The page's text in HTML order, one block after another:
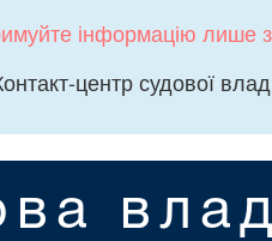
інформацію лише
центр судової